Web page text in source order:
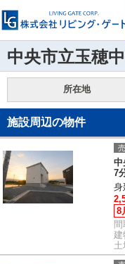
中央市立玉穂
所在地
施設周辺の物件
中
7
身
8
間
建
土